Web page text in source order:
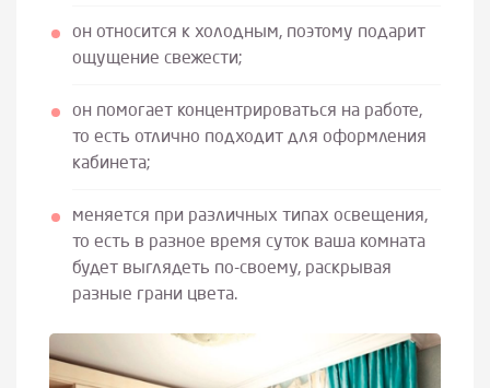
он относится к холодным, поэтому подарит
ощущение свежести;
он помогает концентрироваться на работе,
то есть отлично подходит для оформления
кабинета;
меняется при различных типах освещения,
то есть в разное время суток ваша комната
будет выглядеть по-своему, раскрывая
разные грани цвета.